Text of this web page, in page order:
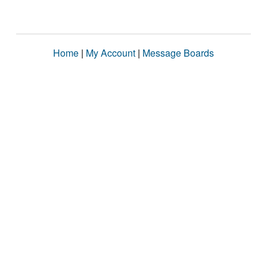
Home | My Account | Message Boards